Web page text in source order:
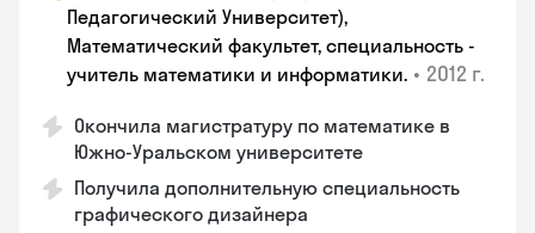
Педагогический Университет),
Математический факультет, специальность -
учитель математики и информатики. • 2012 г.
Окончила магистратуру по математике в
Южно-Уральском университете
Получила дополнительную специальность
графического дизайнера